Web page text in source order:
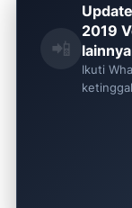
📲
2019
lainnya
Ikuti